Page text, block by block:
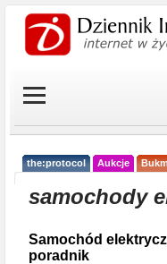
the:protocol Aukcje
samochody
Samochód
poradnik